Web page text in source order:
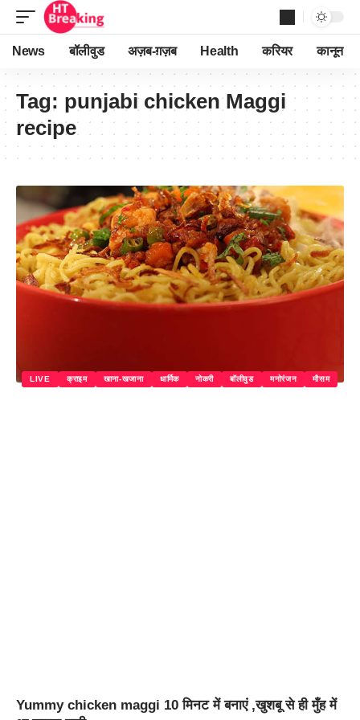
News बॉलीवुड अज़ब-ग़ज़ब Health करियर कानून
Tag: punjabi chicken Maggi
recipe
LIVE क्राइम खाना-खजाना धार्मिक नोकरी बॉलीवुड मनोरंजन मौसम
Yummy chicken maggi 10 मिनट में बनाएं ,खुशबू से ही मुँह में